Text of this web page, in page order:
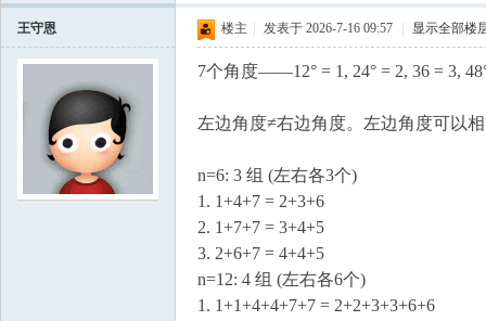
王守恩 楼主 发表于 2026-7-16 09:57 显示全部楼
7个角度——12° = 1, 24° = 2, 36 = 3,
左边角度≠右边角度。左边角度可以
n=6: 3 组 (左右各3个)
1. 1+4+7 = 2+3+6
2. 1+7+7 = 3+4+5
3. 2+6+7 = 4+4+5
n=12: 4 组 (左右各6个)
1. 1+1+4+4+7+7 = 2+2+3+3+6+6